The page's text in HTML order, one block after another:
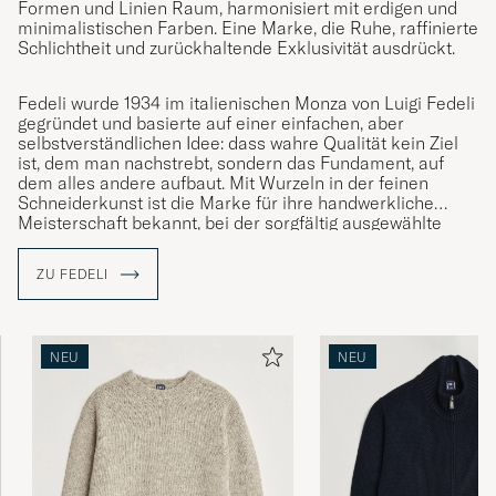
Formen und Linien Raum, harmonisiert mit erdigen und
minimalistischen Farben. Eine Marke, die Ruhe, raffinierte
Schlichtheit und zurückhaltende Exklusivität ausdrückt.
Fedeli wurde 1934 im italienischen Monza von Luigi Fedeli
gegründet und basierte auf einer einfachen, aber
selbstverständlichen Idee: dass wahre Qualität kein Ziel
ist, dem man nachstrebt, sondern das Fundament, auf
dem alles andere aufbaut. Mit Wurzeln in der feinen
Schneiderkunst ist die Marke für ihre handwerkliche
Meisterschaft bekannt, bei der sorgfältig ausgewählte
Garne und Fasern von zertifizierten Lieferanten die
erfolgt mit größter Sorgfalt in Italien – ein Erbe, das
Fedelis zeitlosen Ausdruck bis heute prägt.
ZU FEDELI
NEU NEU